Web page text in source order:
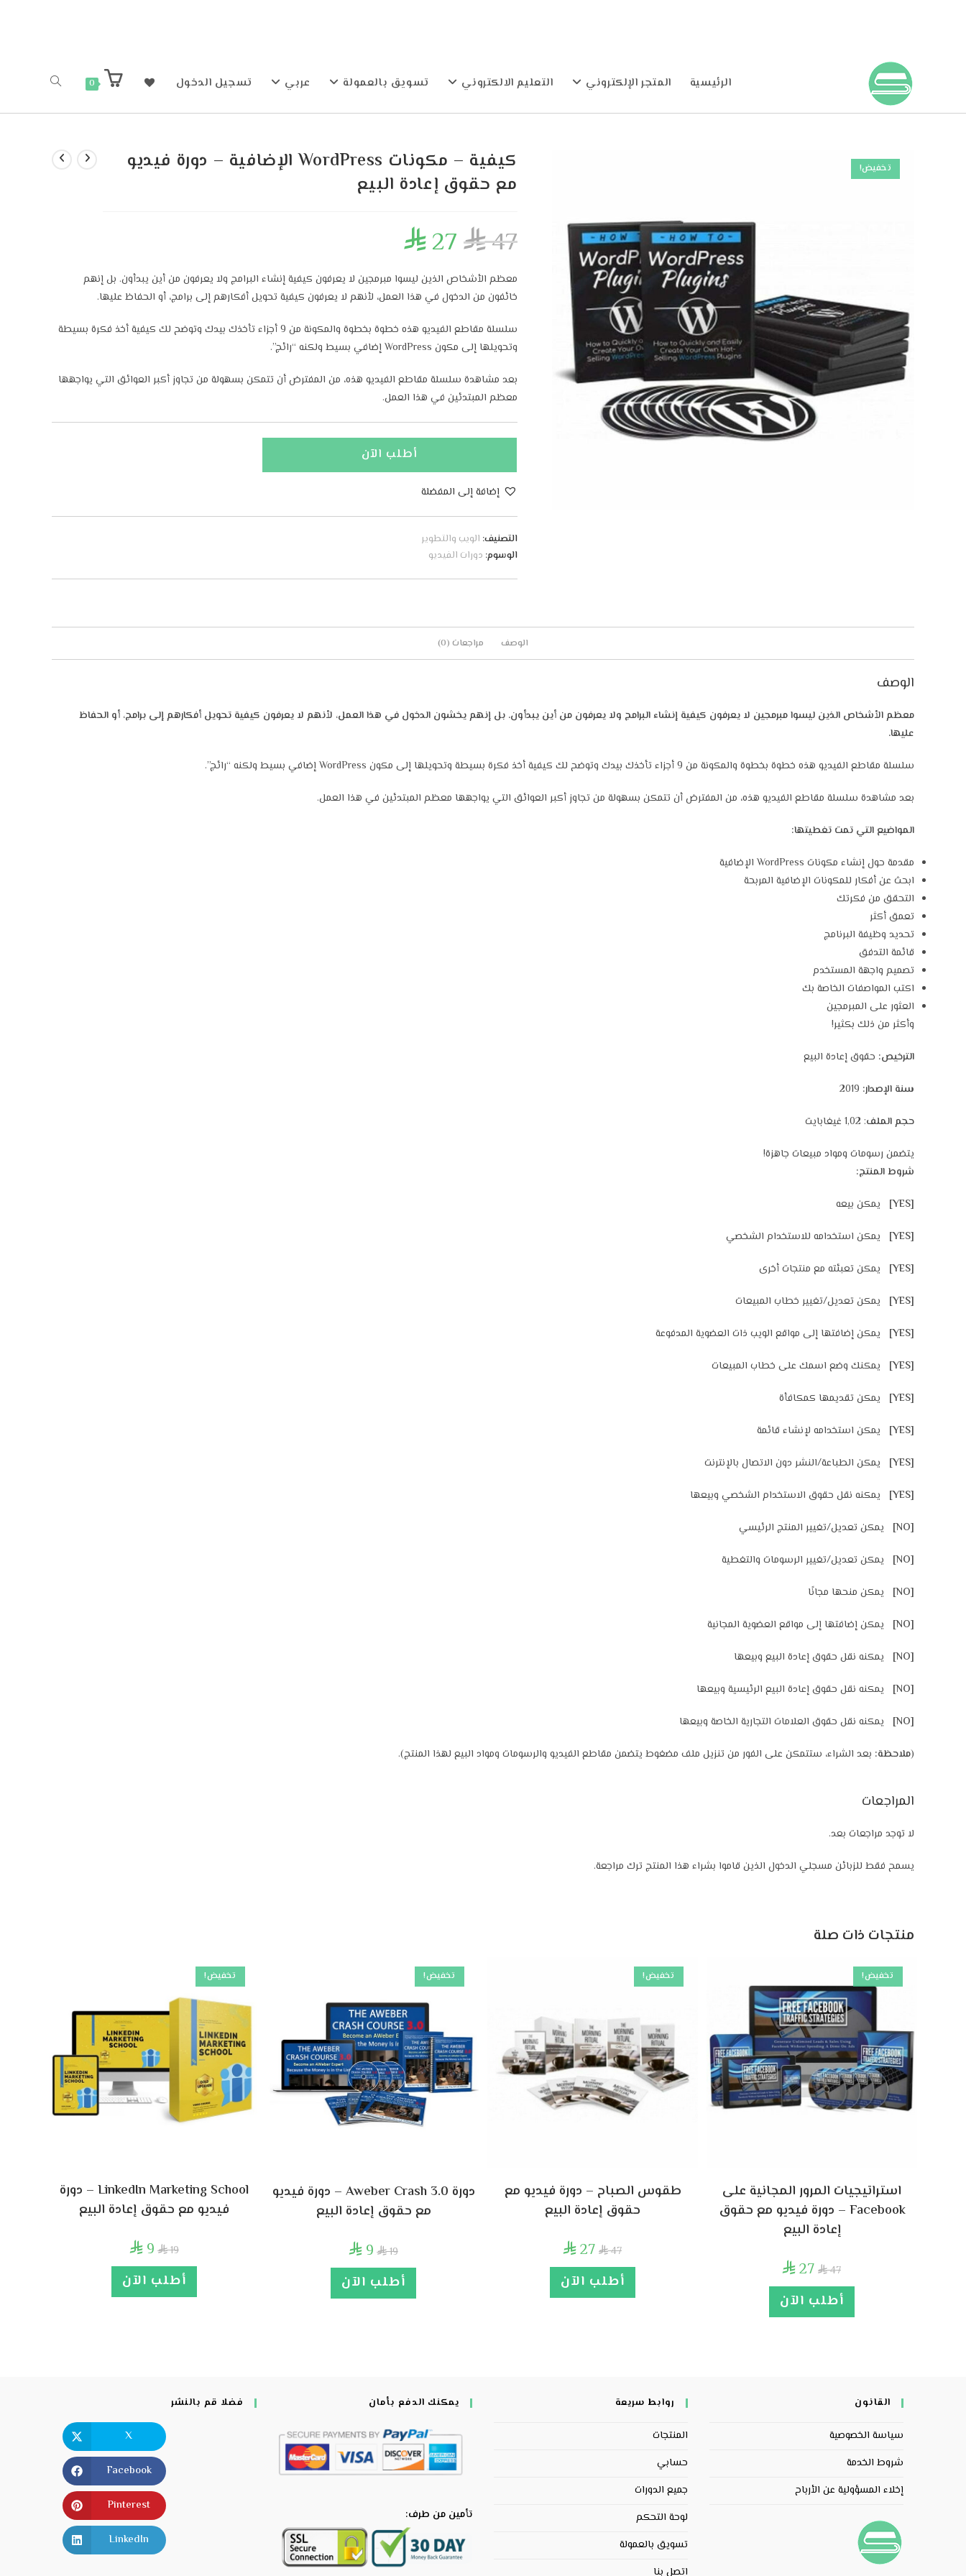
الرئيسية المتجر الإلكتروني التعليم الالكتروني تسويق بالعمولة عربي تسجيل الدخول 0
تخفيض!
كيفية – مكونات WordPress الإضافية – دورة فيديو
مع حقوق إعادة البيع
47
27
معظم الأشخاص الذين ليسوا مبرمجين لا يعرفون كيفية إنشاء البرامج ولا يعرفون من أين يبدأون. بل إنهم
خائفون من الدخول في هذا العمل، لأنهم لا يعرفون كيفية تحويل أفكارهم إلى برامج، أو الحفاظ عليها.
سلسلة مقاطع الفيديو هذه خطوة بخطوة والمكونة من 9 أجزاء تأخذك بيدك وتوضح لك كيفية أخذ فكرة بسيطة
وتحويلها إلى مكون WordPress إضافي بسيط ولكنه “رائج”.
بعد مشاهدة سلسلة مقاطع الفيديو هذه، من المفترض أن تتمكن بسهولة من تجاوز أكبر العوائق التي يواجهها
معظم المبتدئين في هذا العمل.
أطلب الآن
إضافة إلى المفضلة
التصنيف: الويب والتطوير
الوسوم: دورات الفيديو
الوصف مراجعات (0)
الوصف
معظم الأشخاص الذين ليسوا مبرمجين لا يعرفون كيفية إنشاء البرامج ولا يعرفون من أين يبدأون. بل إنهم يخشون الدخول في هذا العمل، لأنهم لا يعرفون كيفية تحويل أفكارهم إلى برامج، أو الحفاظ
عليها.
سلسلة مقاطع الفيديو هذه خطوة بخطوة والمكونة من 9 أجزاء تأخذك بيدك وتوضح لك كيفية أخذ فكرة بسيطة وتحويلها إلى مكون WordPress إضافي بسيط ولكنه “رائج”.
بعد مشاهدة سلسلة مقاطع الفيديو هذه، من المفترض أن تتمكن بسهولة من تجاوز أكبر العوائق التي يواجهها معظم المبتدئين في هذا العمل.
المواضيع التي تمت تغطيتها:
مقدمة حول إنشاء مكونات WordPress الإضافية
ابحث عن أفكار للمكونات الإضافية المربحة
التحقق من فكرتك
تعمق أكثر
تحديد وظيفة البرنامج
قائمة التدفق
تصميم واجهة المستخدم
اكتب المواصفات الخاصة بك
العثور على المبرمجين
وأكثر من ذلك بكثير!
الترخيص: حقوق إعادة البيع
سنة الإصدار:
حجم الملف: 1,02 غيغابايت
يتضمن رسومات ومواد مبيعات جاهزة!
شروط المنتج:
[YES] يمكن بيعه
[YES] يمكن استخدامه للاستخدام الشخصي
[YES] يمكن تعبئته مع منتجات أخرى
[YES] يمكن تعديل/تغيير خطاب المبيعات
[YES] يمكن إضافتها إلى مواقع الويب ذات العضوية المدفوعة
[YES] يمكنك وضع اسمك على خطاب المبيعات
[YES] يمكن تقديمها كمكافأة
[YES] يمكن استخدامه لإنشاء قائمة
[YES] يمكن الطباعة/النشر دون الاتصال بالإنترنت
[YES] يمكنه نقل حقوق الاستخدام الشخصي وبيعها
[NO] يمكن تعديل/تغيير المنتج الرئيسي
[NO] يمكن تعديل/تغيير الرسومات والتغطية
[NO] يمكن منحها مجانًا
[NO] يمكن إضافتها إلى مواقع العضوية المجانية
[NO] يمكنه نقل حقوق إعادة البيع وبيعها
[NO] يمكنه نقل حقوق إعادة البيع الرئيسية وبيعها
[NO] يمكنه نقل حقوق العلامات التجارية الخاصة وبيعها
(ملاحظة: بعد الشراء، ستتمكن على الفور من تنزيل ملف مضغوط يتضمن مقاطع الفيديو والرسومات ومواد البيع لهذا المنتج).
المراجعات
لا توجد مراجعات بعد.
يسمح فقط للزبائن مسجلي الدخول الذين قاموا بشراء هذا المنتج ترك مراجعة.
منتجات ذات صلة
تخفيض!
استراتيجيات المرور المجانية على
Facebook – دورة فيديو مع حقوق
إعادة البيع
47
 27
أطلب الآن
تخفيض!
طقوس الصباح – دورة فيديو مع
حقوق إعادة البيع
47
 27
أطلب الآن
تخفيض!
دورة Aweber Crash 3.0 – دورة فيديو
مع حقوق إعادة البيع
19
9
أطلب الآن
تخفيض!
LinkedIn Marketing School – دورة
فيديو مع حقوق إعادة البيع
19
9
أطلب الآن
القانون
سياسة الخصوصية
شروط الخدمة
إخلاء المسؤولية عن الأرباح
روابط سريعة
المنتجات
حسابي
جميع الدورات
لوحة التحكم
تسويق بالعمولة
اتصل بنا
يمكنك الدفع بأمان
تأمين من طرف:
فضلا قم بالنشر
X
Facebook
Pinterest
LinkedIn